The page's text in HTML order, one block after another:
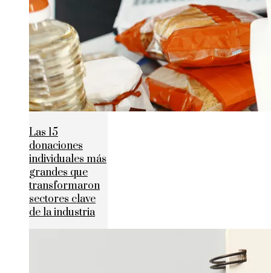
Las 15
donaciones
individuales más
grandes que
transformaron
sectores clave
de la industria